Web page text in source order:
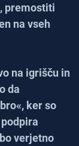
premostiti
na vseh
na igrišču in
da
ker so
verjetno